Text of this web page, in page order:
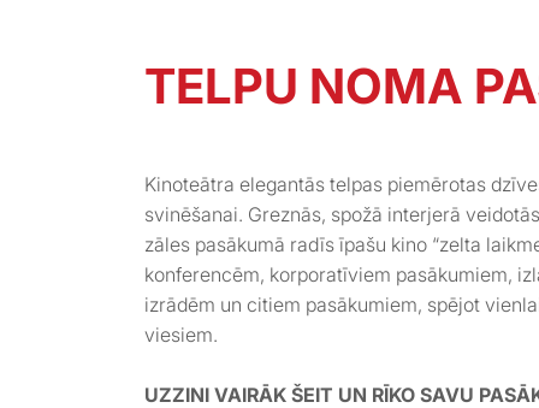
TELPU NOMA
Kinoteātra elegantās telpas piemērotas
svinēšanai. Greznās, spožā interjerā
zāles pasākumā radīs īpašu kino “zelta
konferencēm, korporatīviem pasākumiem,
izrādēm un citiem pasākumiem, spējot
viesiem.
UZZINI VAIRĀK ŠEIT UN RĪKO SAVU